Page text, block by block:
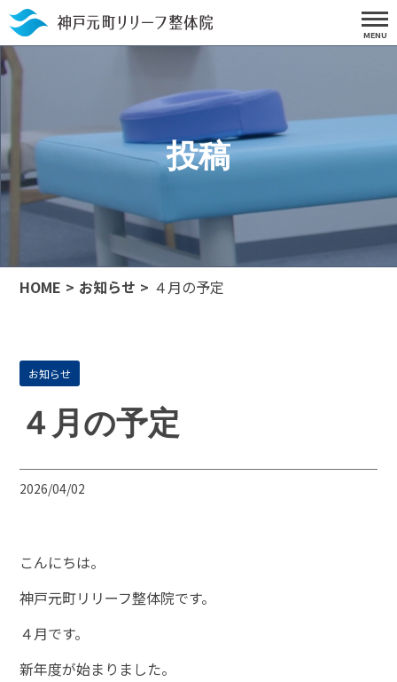
投稿
HOME お知らせ ４月の予定
お知らせ
４月の予定
2026/04/02
こんにちは。
神戸元町リリーフ整体院です。
４月です。
新年度が始まりました。